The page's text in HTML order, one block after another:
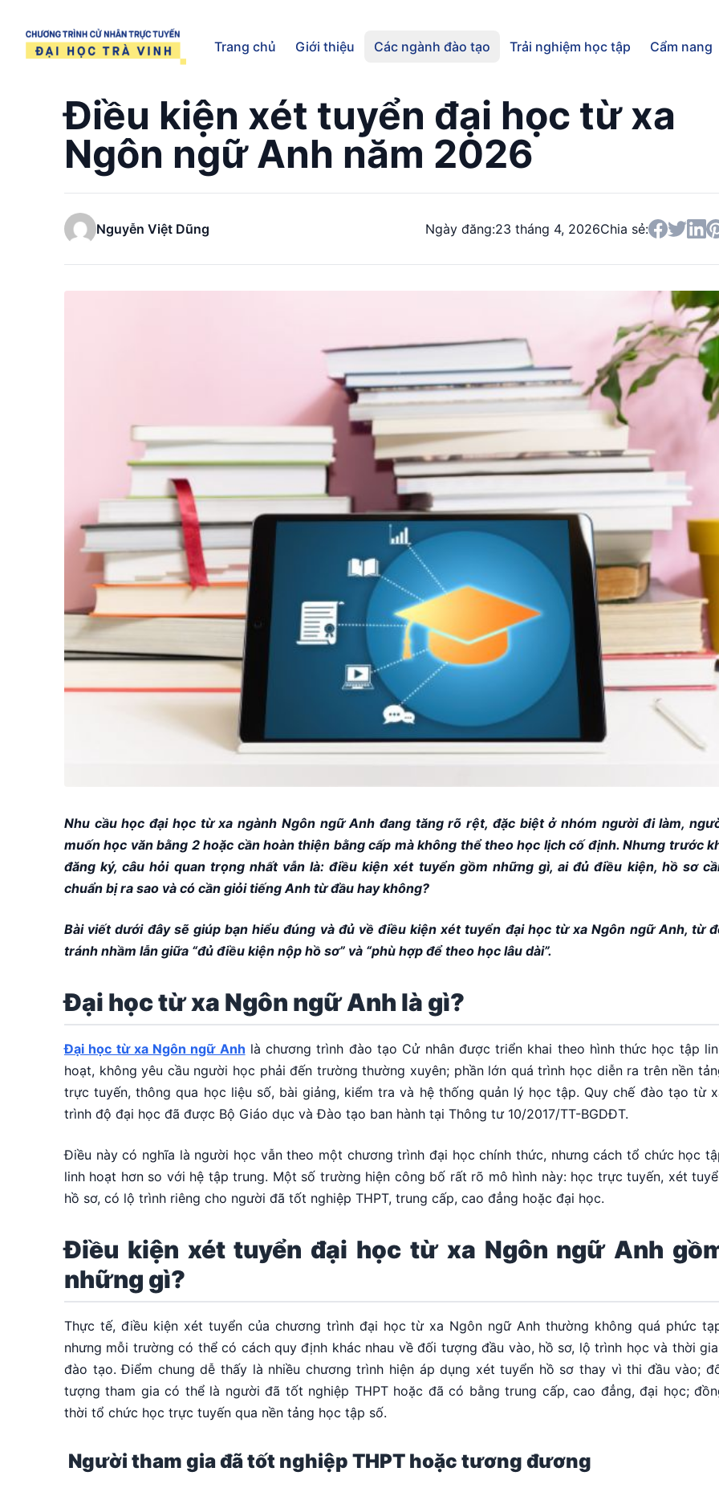
Trang chủ
Trang chủ Giới thiệu Các ngành đào tạo Trải nghiệm học tập Cẩm nang
Điều kiện xét tuyển đại học từ xa
Ngôn ngữ Anh năm 2026
Nguyễn Việt Dũng Ngày đăng:23 tháng 4, 2026Chia sẻ:
Nhu cầu học đại học từ xa ngành Ngôn ngữ Anh đang tăng rõ rệt, đặc biệt ở nhóm người đi làm,
muốn học văn bằng 2 hoặc cần hoàn thiện bằng cấp mà không thể theo học lịch cố định. Nhưng trước
đăng ký, câu hỏi quan trọng nhất vẫn là: điều kiện xét tuyển gồm những gì, ai đủ điều kiện, hồ sơ
chuẩn bị ra sao và có cần giỏi tiếng Anh từ đầu hay không?
Bài viết dưới đây sẽ giúp bạn hiểu đúng và đủ về điều kiện xét tuyển đại học từ xa Ngôn ngữ Anh, từ
tránh nhầm lẫn giữa “đủ điều kiện nộp hồ sơ” và “phù hợp để theo học lâu dài”.
Đại học từ xa Ngôn ngữ Anh là gì?
Đại học từ xa Ngôn ngữ Anh là chương trình đào tạo Cử nhân được triển khai theo hình thức học tập
hoạt, không yêu cầu người học phải đến trường thường xuyên; phần lớn quá trình học diễn ra trên nền
trực tuyến, thông qua học liệu số, bài giảng, kiểm tra và hệ thống quản lý học tập. Quy chế đào tạo từ
trình độ đại học đã được Bộ Giáo dục và Đào tạo ban hành tại Thông tư 10/2017/TT-BGDĐT.
Điều này có nghĩa là người học vẫn theo một chương trình đại học chính thức, nhưng cách tổ chức học
linh hoạt hơn so với hệ tập trung. Một số trường hiện công bố rất rõ mô hình này: học trực tuyến, xét
hồ sơ, có lộ trình riêng cho người đã tốt nghiệp THPT, trung cấp, cao đẳng hoặc đại học.
Điều kiện xét tuyển đại học từ xa Ngôn ngữ Anh
những gì?
Thực tế, điều kiện xét tuyển của chương trình đại học từ xa Ngôn ngữ Anh thường không quá phức
nhưng mỗi trường có thể có cách quy định khác nhau về đối tượng đầu vào, hồ sơ, lộ trình học và thời
đào tạo. Điểm chung dễ thấy là nhiều chương trình hiện áp dụng xét tuyển hồ sơ thay vì thi đầu vào;
tượng tham gia có thể là người đã tốt nghiệp THPT hoặc đã có bằng trung cấp, cao đẳng, đại học;
thời tổ chức học trực tuyến qua nền tảng học tập số.
Người tham gia đã tốt nghiệp THPT hoặc tương đương